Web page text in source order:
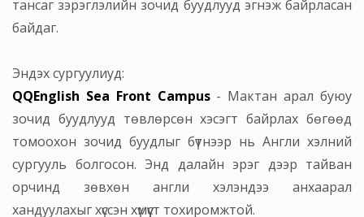
тансаг зэрэглэлийн зочид буудлууд эгнэж байрласан
байдаг.
Эндэх сургуулиуд:
QQEnglish Sea Front Campus- Мактан арал буюу
зочид буудлууд төвлөрсөн хэсэгт байрлах бөгөөд
томоохон зочид буудлыг бүтнээр нь Англи хэлний
сургууль болгосон. Энд далайн эрэг дээр тайван
орчинд зөвхөн англи хэлэндээ анхаарал
хандуулахыг хүссэн хүмүүст тохиромжтой.